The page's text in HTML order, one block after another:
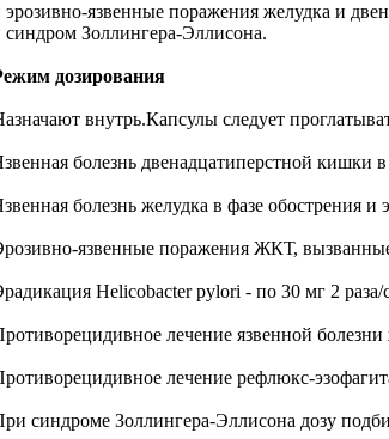
эрозивно-язвенные поражения желудка и
синдром Золлингера-Эллисона.
дозирования
внутрь.Капсулы следует
болезнь двенадцатиперстной кишки
болезнь желудка в фазе обострения
язвенные поражения ЖКТ,
Helicobacter pylori - по 30 мг 2
лечение язвенной
лечение рефлюкс-
синдроме Золлингера-Эллисона дозу